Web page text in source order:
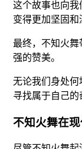
这个故事也向我
变得更加坚固和
最终，不知火舞
强的赞美。
无论我们身处何
寻找属于自己的
不知火舞在